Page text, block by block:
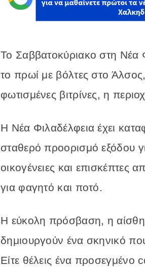
Το Σαββατοκύριακο στη Νέα
το πρωί με βόλτες στο Άλσος,
φωτισμένες βιτρίνες, η
Η Νέα Φιλαδέλφειαέχει
σταθερόπροορισμόεξόδου
οικογένειες και επισκέπτες
για φαγητό και ποτό.
Η εύκολη πρόσβαση, η
δημιουργούν ένα σκηνικό
Είτε θέλεις ένα προσεγμένο